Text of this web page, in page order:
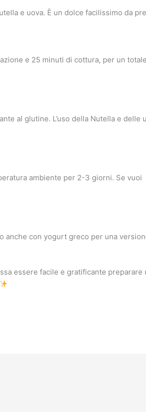
e uova. È un dolce facilissimo da
e 25 minuti di cottura, per un
al glutine. L’uso della Nutella e delle
ambiente per 2-3 giorni. Se vuoi
anche con yogurt greco per una
essere facile e gratificante preparare